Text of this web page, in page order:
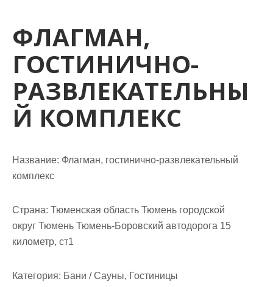
ФЛАГМАН,
ГОСТИНИЧНО-
РАЗВЛЕКАТЕЛЬНЫ
Й КОМПЛЕКС
Название: Флагман, гостинично-развлекательный
комплекс
Страна: Тюменская область Тюмень городской
округ Тюмень Тюмень-Боровский автодорога 15
километр, ст1
Категория: Бани / Сауны, Гостиницы